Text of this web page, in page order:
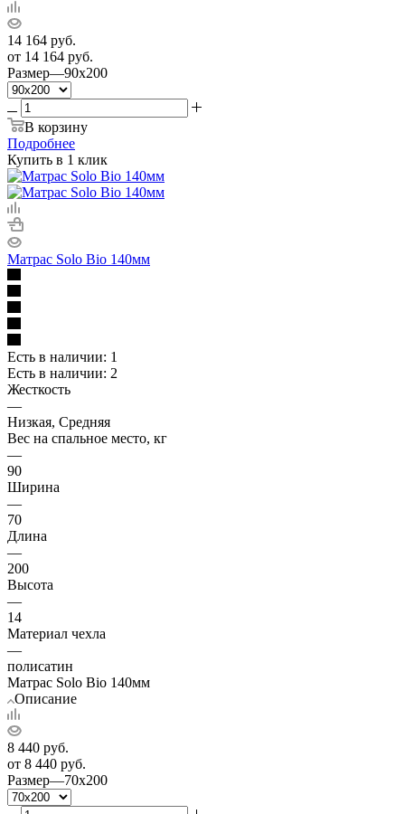
14 164 руб.
от 14 164 руб.
Размер—90x200
В корзину
Подробнее
Купить в 1 клик
Матрас Solo Bio 140мм
Есть в наличии: 1
Есть в наличии: 2
Жесткость
—
Низкая, Средняя
Вес на спальное место, кг
—
90
Ширина
—
70
Длина
—
200
Высота
—
14
Материал чехла
—
полисатин
Матрас Solo Bio 140мм
Описание
8 440 руб.
от 8 440 руб.
Размер—70x200